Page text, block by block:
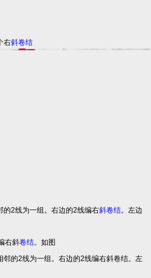
右斜卷结
的2线为一组。右边的2线编右斜卷结。左边
右斜卷结。如图
的2线为一组。右边的2线编右斜卷结。左